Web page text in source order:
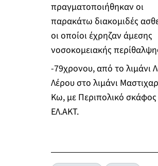
πραγματοποιήθηκαν οι
παρακάτω διακομιδές
οι οποίοι έχρηζαν άμεσης
νοσοκομειακής
-79χρονου, από το λιμάνι
Λέρου στο λιμάνι
Κω, με Περιπολικό
ΕΛ.ΑΚΤ.